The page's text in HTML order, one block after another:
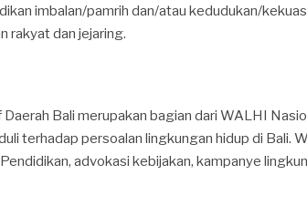
imbalan/pamrih dan/atau kedudukan/
rakyat dan jejaring.
Bali merupakan bagian dari WALHI
terhadap persoalan lingkungan hidup di Bali.
advokasi kebijakan, kampanye